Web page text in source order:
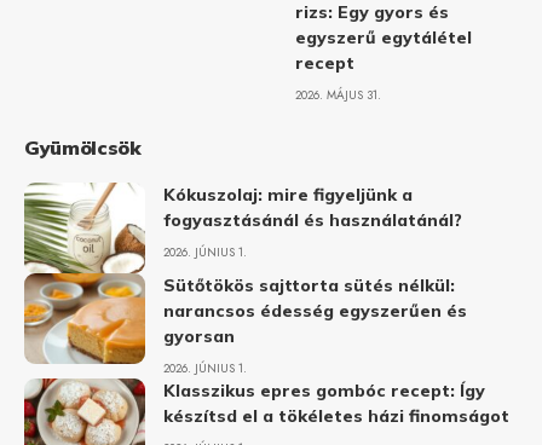
rizs: Egy gyors és
egyszerű egytálétel
recept
2026. MÁJUS 31.
Gyümölcsök
Kókuszolaj: mire figyeljünk a
fogyasztásánál és használatánál?
2026. JÚNIUS 1.
Sütőtökös sajttorta sütés nélkül:
narancsos édesség egyszerűen és
gyorsan
2026. JÚNIUS 1.
Klasszikus epres gombóc recept: Így
készítsd el a tökéletes házi finomságot